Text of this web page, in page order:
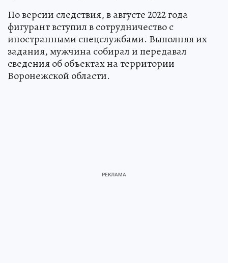
По версии следствия, в августе 2022 года
фигурант вступил в сотрудничество с
иностранными спецслужбами. Выполняя их
задания, мужчина собирал и передавал
сведения об объектах на территории
Воронежской области.